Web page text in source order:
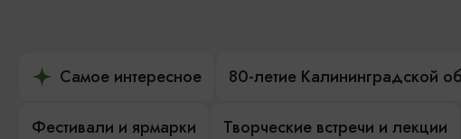
Самое интересное 80-летие Калининградской
Фестивали и ярмарки Творческие встречи и лекции